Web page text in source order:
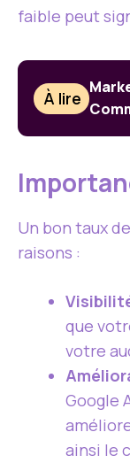
faible peut
À lire
Un bon taux
raisons :
que
votre
Google
ainsi le